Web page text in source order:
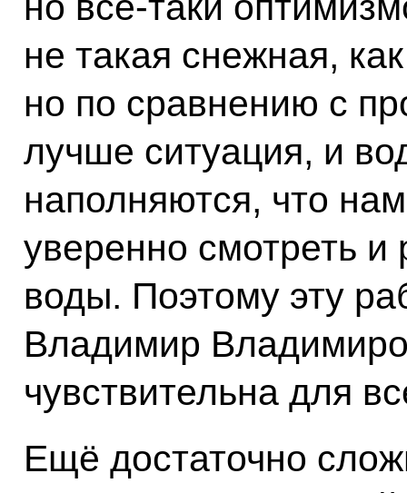
не такая снежная,
но по сравнению с
лучше ситуация, и
наполняются, что
уверенно смотреть и
воды. Поэтому эту
Владимир
чувствительна для
Ещё достаточно